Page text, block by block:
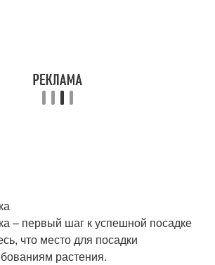
Почвы под посадку
– первый шаг к успешной посадке
что место для посадки
растения.